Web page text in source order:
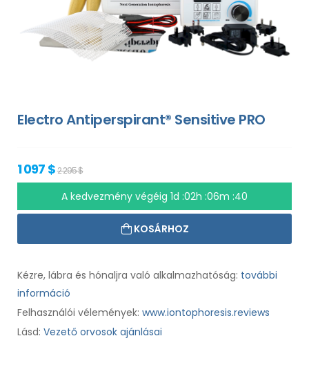
Electro Antiperspirant® Sensitive PRO
1 097 $2 295 $
A kedvezmény végéig1d :02h :06m :39
KOSÁRHOZ
Kézre, lábra és hónaljra való alkalmazhatóság: további
információ
Felhasználói vélemények: www.iontophoresis.reviews
Lásd: Vezető orvosok ajánlásai